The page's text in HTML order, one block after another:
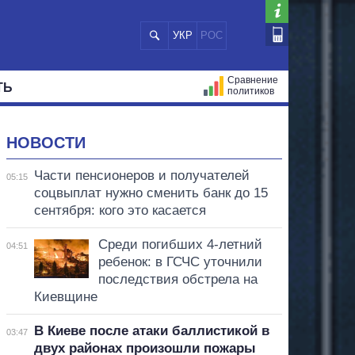
УКР РОС
Сравнение
политиков
НОВОСТИ
05:15
Части пенсионеров и получателей
соцвыплат нужно сменить банк до 15
сентября: кого это касается
04:51
Среди погибших 4-летний
ребенок: в ГСЧС уточнили
последствия обстрела на
Киевщине
03:47
В Киеве после атаки баллистикой в
двух районах произошли пожары